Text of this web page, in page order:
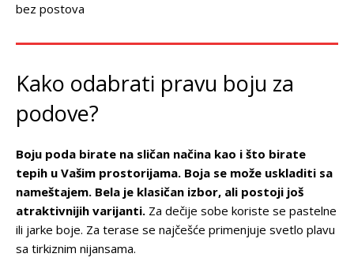
bez postova
Kako odabrati pravu boju za
podove?
Boju poda birate na sličan načina kao i što birate
tepih u Vašim prostorijama. Boja se može uskladiti sa
nameštajem. Bela je klasičan izbor, ali postoji još
atraktivnijih varijanti. Za dečije sobe koriste se pastelne
ili jarke boje. Za terase se najčešće primenjuje svetlo plavu
sa tirkiznim nijansama.